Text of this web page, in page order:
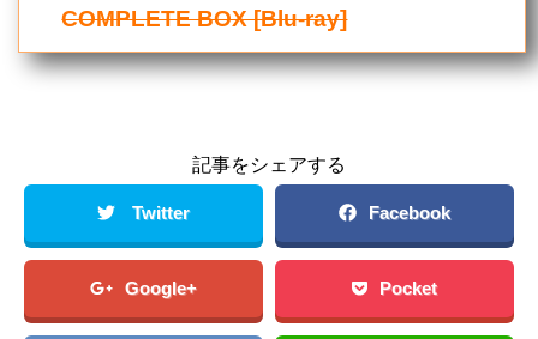
COMPLETE BOX [Blu-ray]
記事をシェアする
Twitter Facebook
Google+ Pocket